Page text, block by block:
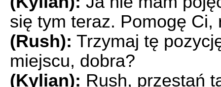
się tym teraz. Pomogę
(Rush): Trzymaj tę
miejscu, dobra?
(Kylian): Rush, przestań